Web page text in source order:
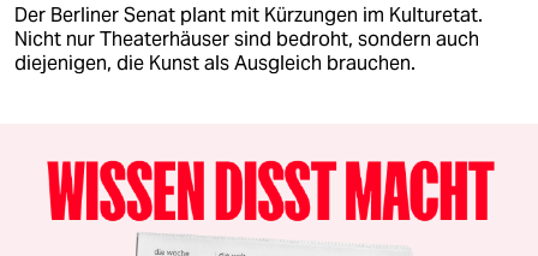
Der Berliner Senat plant mit Kürzungen im Kulturetat.
Nicht nur Theaterhäuser sind bedroht, sondern auch
diejenigen, die Kunst als Ausgleich brauchen.